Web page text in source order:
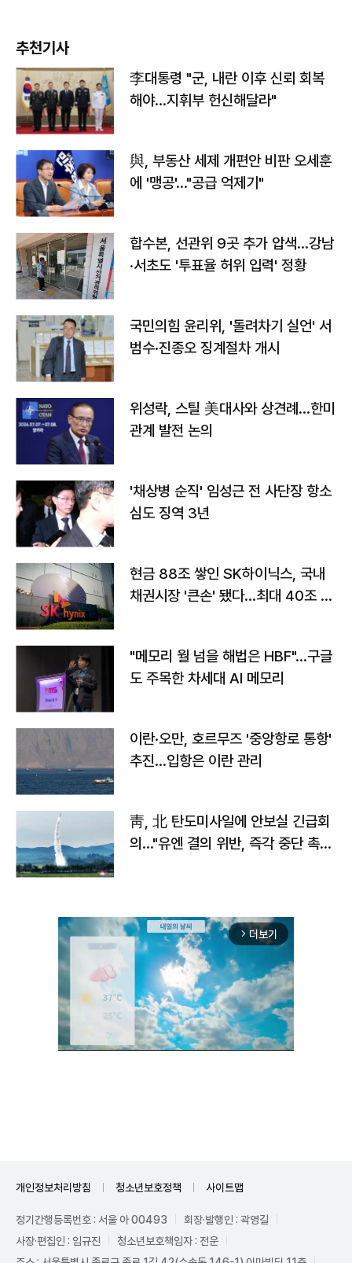
추천기사
李대통령 "군, 내란 이후 신뢰 회복
해야…지휘부 헌신해달라"
與, 부동산 세제 개편안 비판 오세훈
에 '맹공'…"공급 억제기"
합수본, 선관위 9곳 추가 압색…강남
·서초도 '투표율 허위 입력' 정황
국민의힘 윤리위, '돌려차기 실언' 서
범수·진종오 징계절차 개시
위성락, 스틸 美대사와 상견례…한미
관계 발전 논의
'채상병 순직' 임성근 전 사단장 항소
심도 징역 3년
현금 88조 쌓인 SK하이닉스, 국내
채권시장 '큰손' 됐다…최대 40조 투
"메모리 월 넘을 해법은 HBF"…구글
도 주목한 차세대 AI 메모리
이란·오만, 호르무즈 '중앙항로 통항'
추진…입항은 이란 관리
靑, 北 탄도미사일에 안보실 긴급회
의…"유엔 결의 위반, 즉각 중단 촉
arrow_forward_ios 더보기
개인정보처리방침 청소년보호정책 사이트맵
정기간행등록번호 : 서울 아 00493
회장·발행인 : 곽영길
사장·편집인 : 임규진
청소년보호책임자 : 전운